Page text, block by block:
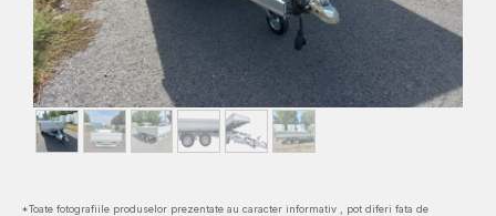
*Toate fotografiile produselor prezentate au caracter informativ , pot diferi fata de